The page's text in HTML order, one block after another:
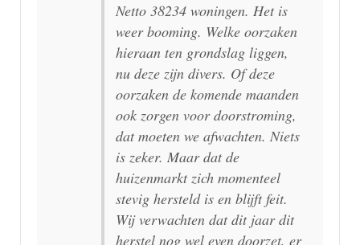
Netto 38234 woningen. Het is
weer booming. Welke oorzaken
hieraan ten grondslag liggen,
nu deze zijn divers. Of deze
oorzaken de komende maanden
ook zorgen voor doorstroming,
dat moeten we afwachten. Niets
is zeker. Maar dat de
huizenmarkt zich momenteel
stevig hersteld is en blijft feit.
Wij verwachten dat dit jaar dit
herstel nog wel even doorzet, er